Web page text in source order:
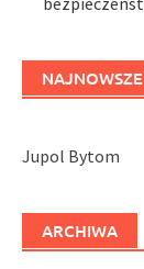
Jupol Bytom
ARCHIWA